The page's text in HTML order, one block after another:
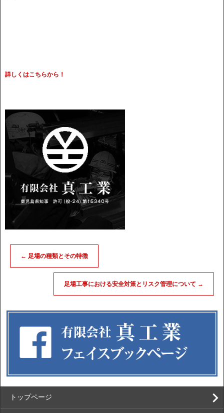
詳しくはこちらから！
← 足場の種類とその特徴
足場工事における安全対策とリスク管理について →
トップページ